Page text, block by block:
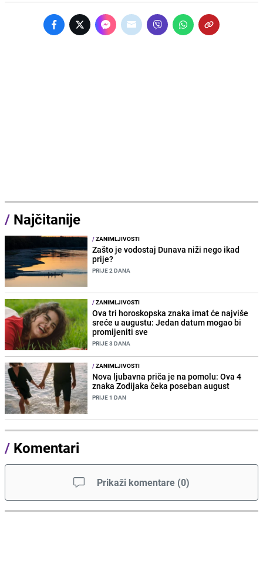
/ Najčitanije
/ZANIMLJIVOSTI
Zašto je vodostaj Dunava niži nego ikad
prije?
PRIJE 2 DANA
/ZANIMLJIVOSTI
Ova tri horoskopska znaka imat će najviše
sreće u augustu: Jedan datum mogao bi
promijeniti sve
PRIJE 3 DANA
/ZANIMLJIVOSTI
Nova ljubavna priča je na pomolu: Ova 4
znaka Zodijaka čeka poseban august
PRIJE 1 DAN
/ Komentari
Prikaži komentare (0)